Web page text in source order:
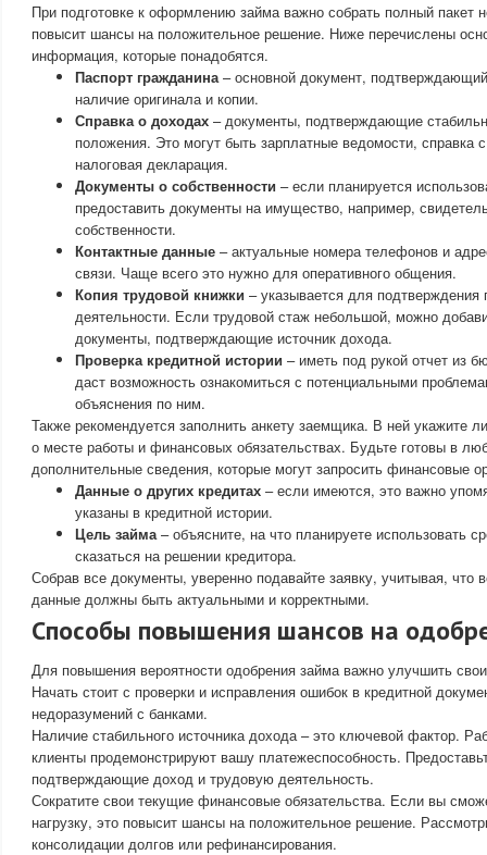
При подготовке к оформлению займа важно собрать полный пакет
повысит шансы на положительное решение. Ниже перечислены
информация, которые понадобятся.
Паспорт гражданина– основной документ,
наличие оригинала и копии.
Справка о доходах – документы, подтверждающие
положения. Это могут быть зарплатные ведомости, справка
налоговая декларация.
Документы о собственности – если планируется
предоставить документы на имущество, например,
собственности.
Контактные данные – актуальные номера телефонов и
связи. Чаще всего это нужно для оперативного общения.
Копия трудовой книжки – указывается для подтверждения
деятельности. Если трудовой стаж небольшой, можно
документы, подтверждающие источник дохода.
Проверка кредитной истории – иметь под рукой отчет из
даст возможность ознакомиться с потенциальными
объяснения по ним.
Также рекомендуется заполнить анкету заемщика. В ней укажите
о месте работы и финансовых обязательствах. Будьте готовы в
дополнительные сведения, которые могут запросить финансовые
Данные о других кредитах – если имеются, это важно
указаны в кредитной истории.
Цель займа– объясните, на что планируете использовать
сказаться на решении кредитора.
Собрав все документы, уверенно подавайте заявку, учитывая, что
данные должны быть актуальными и корректными.
Способы повышения шансов на
Для повышения вероятности одобрения займа важно улучшить
Начать стоит с проверки и исправления ошибок в кредитной
недоразумений с банками.
Наличие стабильного источника дохода – это ключевой фактор.
клиенты продемонстрируют вашу платежеспособность.
подтверждающие доход и трудовую деятельность.
Сократите свои текущие финансовые обязательства. Если вы
нагрузку, это повысит шансы на положительное решение.
консолидации долгов или рефинансирования.